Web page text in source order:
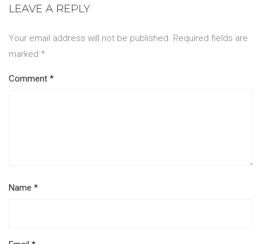
LEAVE A REPLY
Your email address will not be published. Required fields are
marked *
Comment *
Name *